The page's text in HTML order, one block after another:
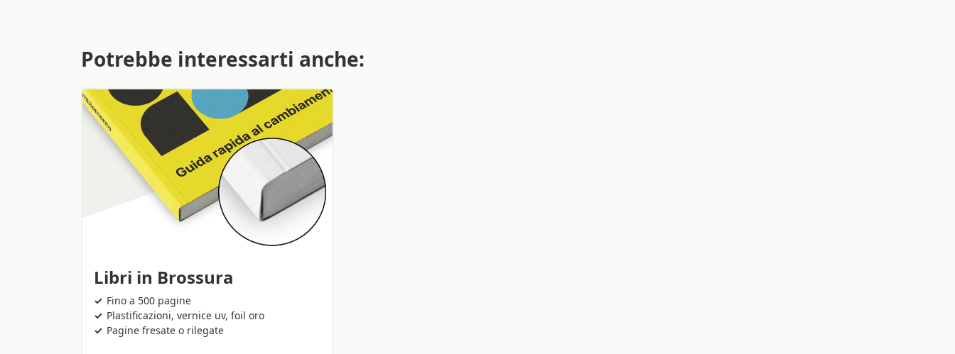
Potrebbe interessarti anche:
Libri in Brossura
Fino a 500 pagine
Plastificazioni, vernice uv, foil oro
Pagine fresate o rilegate